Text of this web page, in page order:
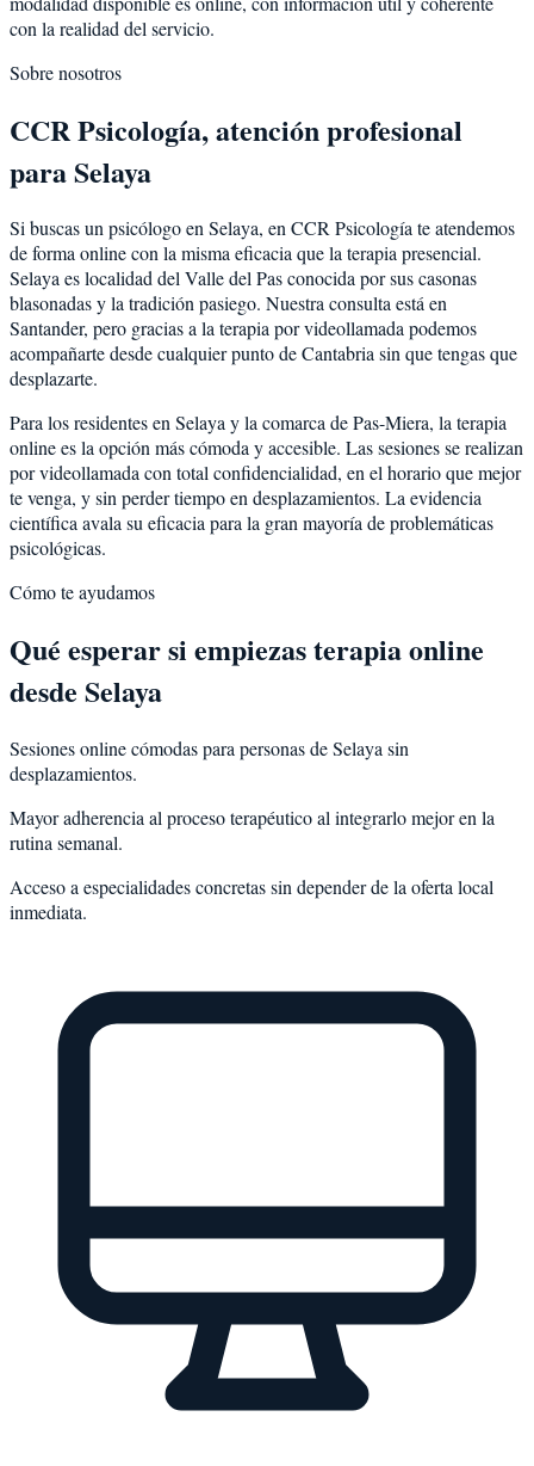
con la realidad del servicio.
Sobre nosotros
CCR Psicología, atención profesional
para Selaya
Si buscas un psicólogo en Selaya, en CCR Psicología te atendemos
de forma online con la misma eficacia que la terapia presencial.
Selaya es localidad del Valle del Pas conocida por sus casonas
blasonadas y la tradición pasiego. Nuestra consulta está en
Santander, pero gracias a la terapia por videollamada podemos
acompañarte desde cualquier punto de Cantabria sin que tengas que
desplazarte.
Para los residentes en Selaya y la comarca de Pas-Miera, la terapia
online es la opción más cómoda y accesible. Las sesiones se realizan
por videollamada con total confidencialidad, en el horario que mejor
te venga, y sin perder tiempo en desplazamientos. La evidencia
científica avala su eficacia para la gran mayoría de problemáticas
psicológicas.
Cómo te ayudamos
Qué esperar si empiezas terapia online
desde Selaya
Sesiones online cómodas para personas de Selaya sin
desplazamientos.
Mayor adherencia al proceso terapéutico al integrarlo mejor en la
rutina semanal.
Acceso a especialidades concretas sin depender de la oferta local
inmediata.